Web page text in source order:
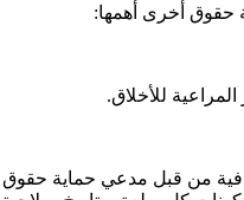
حقوق أخرى أهمها:
من قبل مدعي حماية